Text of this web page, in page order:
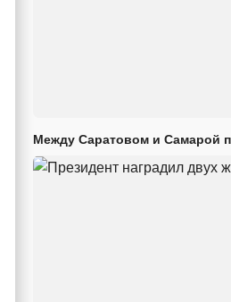
Между Саратовом и Самарой